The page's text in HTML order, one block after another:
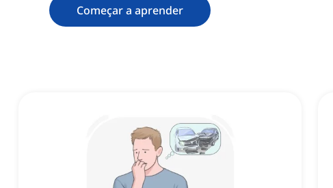
Começar a aprender